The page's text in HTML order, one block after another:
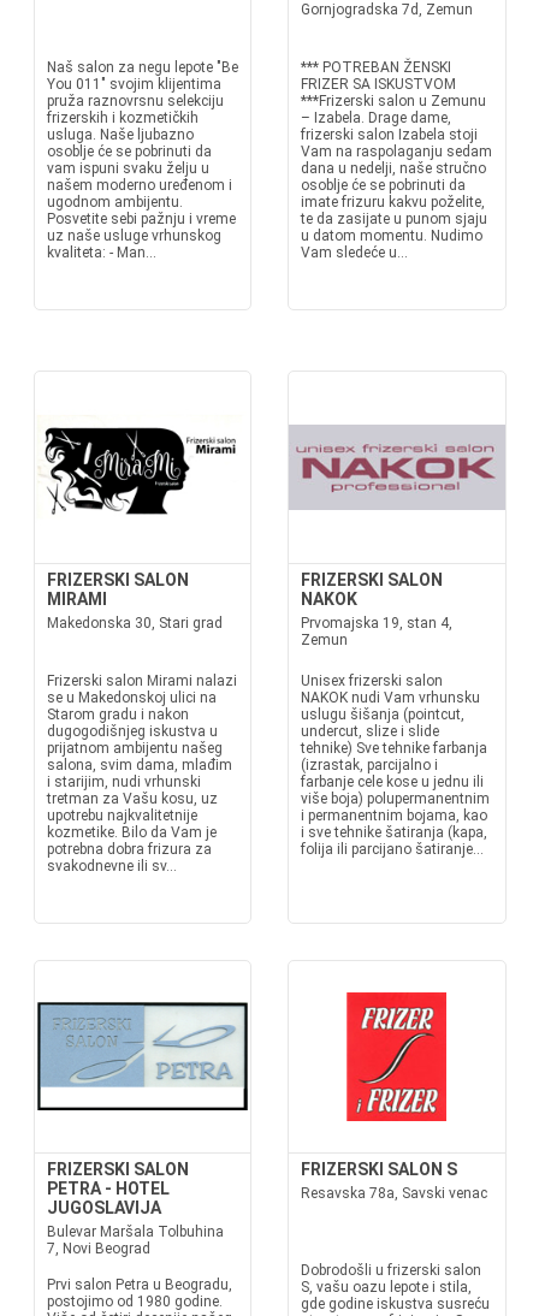
Naš salon za negu lepote "Be
You 011" svojim klijentima
pruža raznovrsnu selekciju
frizerskih i kozmetičkih
usluga. Naše ljubazno
osoblje će se pobrinuti da
vam ispuni svaku želju u
našem moderno uređenom i
ugodnom ambijentu.
Posvetite sebi pažnju i vreme
uz naše usluge vrhunskog
kvaliteta: - Man...
Gornjogradska 7d, Zemun
*** POTREBAN ŽENSKI
FRIZER SA ISKUSTVOM
***Frizerski salon u Zemunu
– Izabela. Drage dame,
frizerski salon Izabela stoji
Vam na raspolaganju sedam
dana u nedelji, naše stručno
osoblje će se pobrinuti da
imate frizuru kakvu poželite,
te da zasijate u punom sjaju
u datom momentu. Nudimo
Vam sledeće u...
FRIZERSKI SALON
MIRAMI
Makedonska 30, Stari grad
Frizerski salon Mirami nalazi
se u Makedonskoj ulici na
Starom gradu i nakon
dugogodišnjeg iskustva u
prijatnom ambijentu našeg
salona, svim dama, mlađim
i starijim, nudi vrhunski
tretman za Vašu kosu, uz
upotrebu najkvalitetnije
kozmetike. Bilo da Vam je
potrebna dobra frizura za
svakodnevne ili sv...
FRIZERSKI SALON
NAKOK
Prvomajska 19, stan 4,
Zemun
Unisex frizerski salon
NAKOK nudi Vam vrhunsku
uslugu šišanja (pointcut,
undercut, slize i slide
tehnike) Sve tehnike farbanja
(izrastak, parcijalno i
farbanje cele kose u jednu ili
više boja) polupermanentnim
i permanentnim bojama, kao
i sve tehnike šatiranja (kapa,
folija ili parcijano šatiranje...
FRIZERSKI SALON
PETRA - HOTEL
JUGOSLAVIJA
Bulevar Maršala Tolbuhina
7, Novi Beograd
Prvi salon Petra u Beogradu,
postojimo od 1980 godine.
FRIZERSKI SALON S
Resavska 78a, Savski venac
Dobrodošli u frizerski salon
S, vašu oazu lepote i stila,
gde godine iskustva susreću